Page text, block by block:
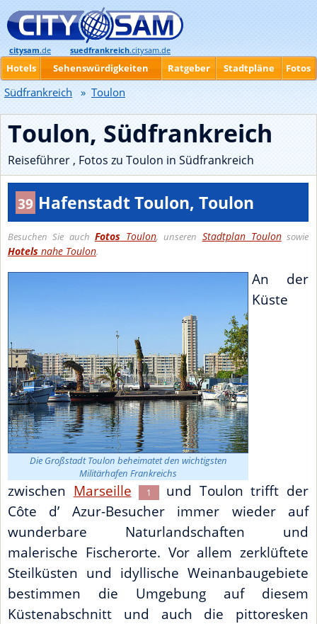
Toulon, Südfrankreich
Reiseführer , Fotos zu Toulon in Südfrankreich
39 Hafenstadt Toulon, Toulon
Besuchen Sie auch FotosToulon, unseren Stadtplan Toulonsowie
Hotels nahe Toulon.
Die Großstadt Toulon beheimatet den wichtigsten
Militärhafen Frankreichs
An der
Küste
zwischen Marseille 1
und Toulon trifft der
Côte d’ Azur-Besucher immer wieder auf
wunderbare Naturlandschaften und
malerische Fischerorte. Vor allem zerklüftete
Steilküsten und idyllische Weinanbaugebiete
bestimmen die Umgebung auf diesem
Küstenabschnitt und auch die pittoresken
citysam.de suedfrankreich.citysam.de
Hotels Sehenswürdigkeiten Ratgeber Stadtpläne Fotos
Südfrankreich » Toulon